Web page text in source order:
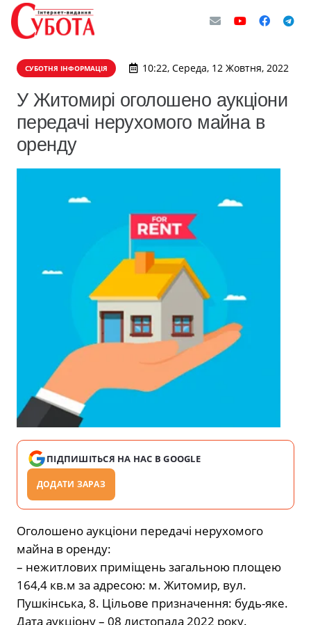
СУБОТНЯ ІНФОРМАЦІЯ 10:22, Середа, 12 Жовтня, 2022
У Житомирі оголошено аукціони
передачі нерухомого майна в
оренду
ПІДПИШІТЬСЯ НА НАС В GOOGLE
ДОДАТИ ЗАРАЗ
Оголошено аукціони передачі нерухомого
майна в оренду:
– нежитлових приміщень загальною площею
164,4 кв.м за адресою: м. Житомир, вул.
Пушкінська, 8. Цільове призначення: будь-яке.
Дата аукціону – 08 листопада 2022 року.